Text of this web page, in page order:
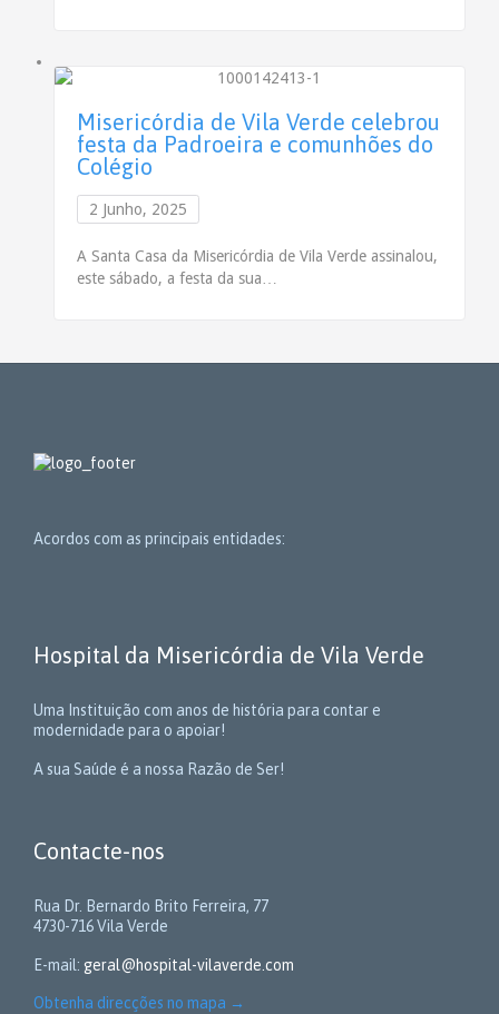
Misericórdia de Vila Verde celebrou
festa da Padroeira e comunhões do
Colégio
2 Junho, 2025
A Santa Casa da Misericórdia de Vila Verde assinalou,
este sábado, a festa da sua…
Acordos com as principais entidades:
Hospital da Misericórdia de Vila Verde
Uma Instituição com anos de história para contar e
modernidade para o apoiar!
A sua Saúde é a nossa Razão de Ser!
Contacte-nos
Rua Dr. Bernardo Brito Ferreira, 77
4730-716 Vila Verde
E-mail: geral@hospital-vilaverde.com
Obtenha direcções no mapa →